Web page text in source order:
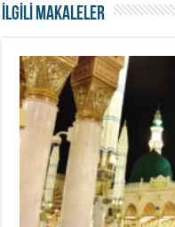
İLGİLİ MAKALELER